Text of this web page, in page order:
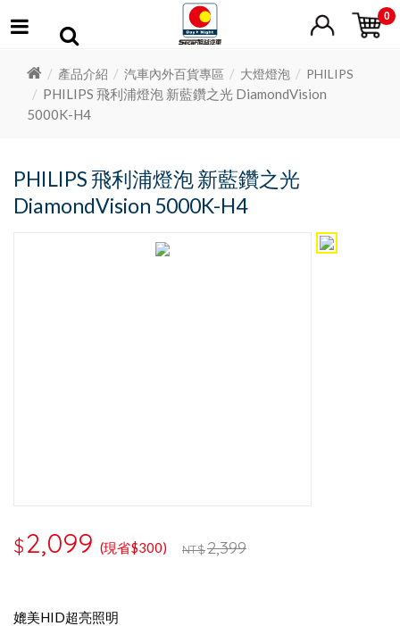
0
產品介紹 汽車內外百貨專區 大燈燈泡 PHILIPS
PHILIPS 飛利浦燈泡 新藍鑽之光 DiamondVision
5000K-H4
PHILIPS 飛利浦燈泡 新藍鑽之光
DiamondVision 5000K-H4
$2,099 (現省$300) NT$2,399
媲美HID超亮照明